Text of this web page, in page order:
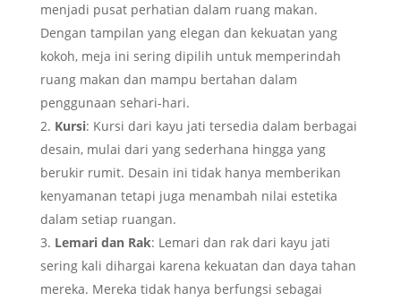
menjadi pusat perhatian dalam ruang makan.
Dengan tampilan yang elegan dan kekuatan yang
kokoh, meja ini sering dipilih untuk memperindah
ruang makan dan mampu bertahan dalam
penggunaan sehari-hari.
Kursi: Kursi dari kayu jati tersedia dalam berbagai
desain, mulai dari yang sederhana hingga yang
berukir rumit. Desain ini tidak hanya memberikan
kenyamanan tetapi juga menambah nilai estetika
dalam setiap ruangan.
Lemari dan Rak: Lemari dan rak dari kayu jati
sering kali dihargai karena kekuatan dan daya tahan
mereka. Mereka tidak hanya berfungsi sebagai